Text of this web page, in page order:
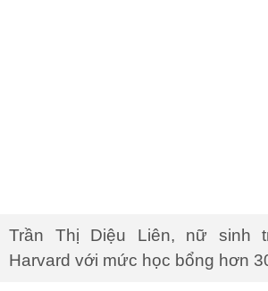
Trần Thị Diệu Liên, nữ sinh
Harvard với mức học bổng hơn